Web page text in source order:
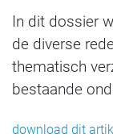
In dit dossier
de diverse
thematisch
bestaande
download dit